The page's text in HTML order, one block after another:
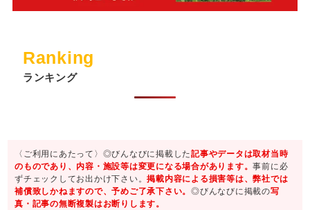
Ranking
ランキング
〈ご利用にあたって〉◎びんなびに掲載した記事やデータは取材当時
のものであり、内容・施設等は変更になる場合があります。事前に必
ずチェックしてお出かけ下さい。掲載内容による損害等は、弊社では
補償致しかねますので、予めご了承下さい。◎びんなびに掲載の写
真・記事の無断複製はお断りします。